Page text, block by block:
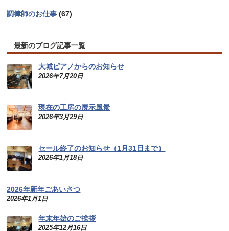
調律師のお仕事 (67)
最新のブログ記事一覧
大城ピアノからのお知らせ
2026年7月20日
現在の工房の展示風景
2026年3月29日
セール終了のお知らせ（1月31日まで）
2026年1月18日
2026年新年ごあいさつ
2026年1月1日
年末年始のご挨拶
2025年12月16日